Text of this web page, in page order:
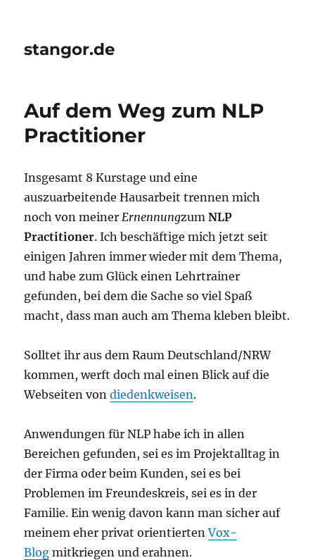
stangor.de
Auf dem Weg zum NLP
Practitioner
Insgesamt 8 Kurstage und eine
auszuarbeitende Hausarbeit trennen mich
noch von meinerErnennungzumNLP
Practitioner. Ich beschäftige mich jetzt seit
einigen Jahren immer wieder mit dem Thema,
und habe zum Glück einen Lehrtrainer
gefunden, bei dem die Sache so viel Spaß
macht, dass man auch am Thema kleben bleibt.
Solltet ihr aus dem Raum Deutschland/NRW
kommen, werft doch mal einen Blick auf die
Webseiten vondiedenkweisen.
Anwendungen für NLP habe ich in allen
Bereichen gefunden, sei es im Projektalltag in
der Firma oder beim Kunden, sei es bei
Problemen im Freundeskreis, sei es in der
Familie. Ein wenig davon kann man sicher auf
meinem eher privat orientiertenVox-
Blog mitkriegen und erahnen.